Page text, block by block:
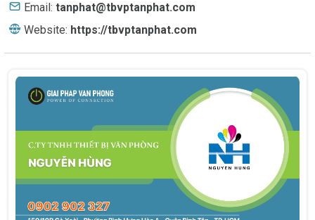
Email: tanphat@tbvptanphat.com
Website: https://tbvptanphat.com